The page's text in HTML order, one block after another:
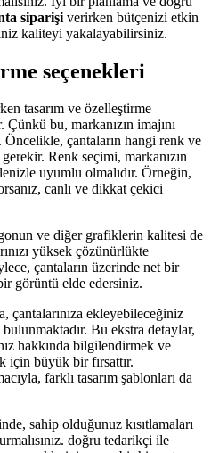
siparişi verirken bütçenizi etkin
kaliteyi yakalayabilirsiniz.
seçenekleri
tasarım ve özelleştirme
bu, markanızın imajını
çantaların hangi renk ve
Renk seçimi, markanızın
uyumlu olmalıdır. Örneğin,
canlı ve dikkat çekici
ve diğer grafiklerin kalitesi de
yüksek çözünürlükte
çantaların üzerinde net bir
görüntü elde edersiniz.
çantalarınıza ekleyebileceğiniz
Bu ekstra detaylar,
hakkında bilgilendirmek ve
için büyük bir fırsattır.
farklı tasarım şablonları da
sahip olduğunuz kısıtlamaları
doğru tedarikçi ile